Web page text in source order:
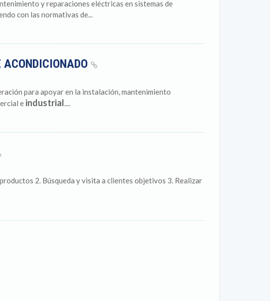
y reparaciones eléctricas en sistemas de
con las normativas de...
ACONDICIONADO
para apoyar en la instalación, mantenimiento
e industrial....
2. Búsqueda y visita a clientes objetivos 3. Realizar